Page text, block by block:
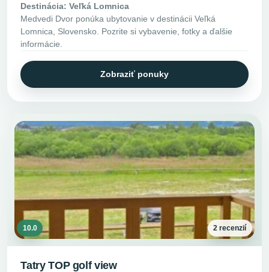
Destinácia: Veľká Lomnica
Medvedi Dvor ponúka ubytovanie v destinácii Veľká
Lomnica, Slovensko. Pozrite si vybavenie, fotky a ďalšie
informácie.
Zobraziť ponuky
10.0 2 recenzií
Tatry TOP golf view